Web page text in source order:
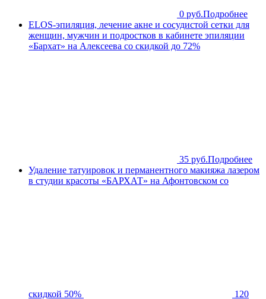
0 руб.Подробнее
ELOS-эпиляция, лечение акне и сосудистой сетки для
женщин, мужчин и подростков в кабинете эпиляции
«Бархат» на Алексеева со скидкой до 72%
35 руб.Подробнее
Удаление татуировок и перманентного макияжа лазером
в студии красоты «БАРХАТ» на Афонтовском со
скидкой 50%
120